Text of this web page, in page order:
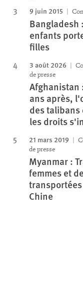
9 juin 2015
Bangladesh
enfants
filles
3 août 2026
de presse
Afghanistan
ans après,
des talibans
les droits
21 mars 2019
de presse
Myanmar :
femmes et
Chine